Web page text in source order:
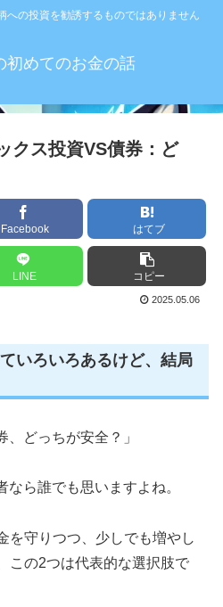
への投資を勧誘するものではありません
初めてのお金の話
クス投資VS債券：ど
Facebook はてブ
LINE コピー
2025.05.06
いろいろあるけど、結局
、どっちが安全？」
ら誰でも思いますよね。
を守りつつ、少しでも増やし
この2つは代表的な選択肢で